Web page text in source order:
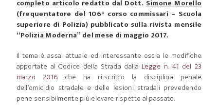
completo articolo redatto dal Dott.Simone Morello
(frequentatore del 106° corso commissari – Scuola
superiore di Polizia) pubblicato sulla rivista mensile
“Polizia Moderna” del mese di maggio 2017.
Il tema è assai attuale ed interessante ossia le modifiche
apportate al Codice della Strada dalla Legge n. 41 del 23
marzo 2016che ha ri-scritto la disciplina penale
dell’omicidio stradale e delle lesioni stradali prevedendo
pene sensibilmente più elevare rispetto al passato.